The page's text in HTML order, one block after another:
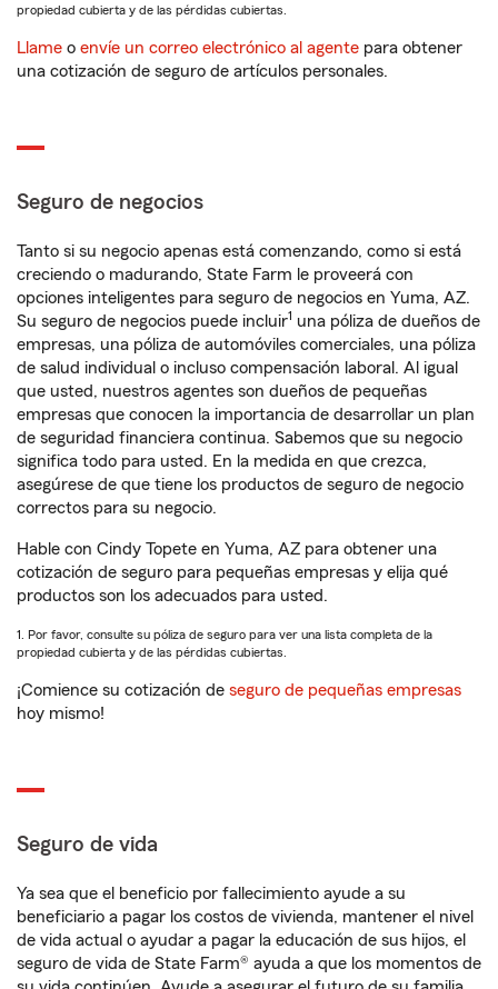
propiedad cubierta y de las pérdidas cubiertas.
Llame o envíe un correo electrónico al agente para obtener
una cotización de seguro de artículos personales.
Seguro de negocios
Tanto si su negocio apenas está comenzando, como si está
creciendo o madurando, State Farm le proveerá con
opciones inteligentes para seguro de negocios en Yuma, AZ.
Su seguro de negocios puede incluir1 una póliza de dueños de
empresas, una póliza de automóviles comerciales, una póliza
de salud individual o incluso compensación laboral. Al igual
que usted, nuestros agentes son dueños de pequeñas
empresas que conocen la importancia de desarrollar un plan
de seguridad financiera continua. Sabemos que su negocio
significa todo para usted. En la medida en que crezca,
asegúrese de que tiene los productos de seguro de negocio
correctos para su negocio.
Hable con Cindy Topete en Yuma, AZ para obtener una
cotización de seguro para pequeñas empresas y elija qué
productos son los adecuados para usted.
1. Por favor, consulte su póliza de seguro para ver una lista completa de la
propiedad cubierta y de las pérdidas cubiertas.
¡Comience su cotización de seguro de pequeñas empresas
hoy mismo!
Seguro de vida
Ya sea que el beneficio por fallecimiento ayude a su
beneficiario a pagar los costos de vivienda, mantener el nivel
de vida actual o ayudar a pagar la educación de sus hijos, el
seguro de vida de State Farm® ayuda a que los momentos de